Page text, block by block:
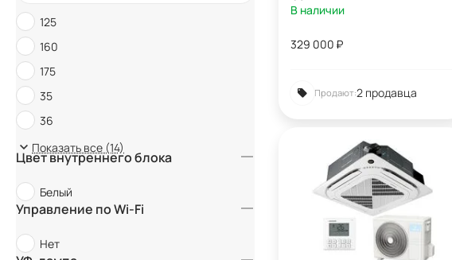
В наличии
329 000 ₽
Продают:2 продавца
125
160
175
35
36
50
70
71
100
Показать все (14)
Цвет внутреннего блока
Белый
Управление по Wi-Fi
Нет